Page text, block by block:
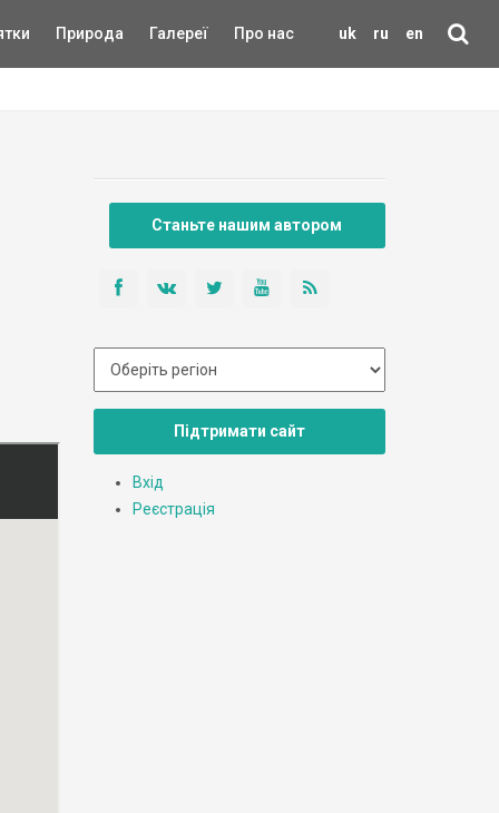
uk ru en
Природа Галереї Про нас
Станьте нашим автором
Підтримати сайт
Вхід
Реєстрація